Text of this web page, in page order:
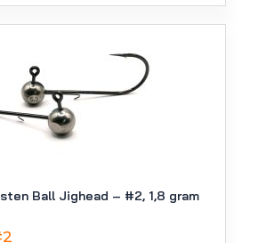
Ball Jighead – #2, 1,8 gram